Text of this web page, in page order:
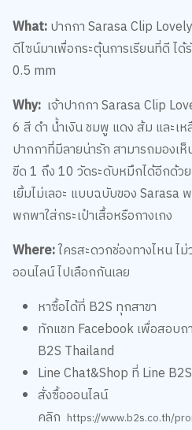
What:ปากกา Sarasa Clip
ดีไซน์มาเพื่อกระตุ้นการเรียนที่ดี ไ
0.5 mm
Why: เจ้าปากกา Sarasa Clip
6 สี ดำ น้ำเงิน ชมพู แดง ส้ม และเ
ปากกาที่มีลายน่ารัก สามารถมองเ
ขีด 1 ถึง 10 วัดระดับหมึกได้อีกด้ว
เยิ้มไม่เลอะ แบบฉบับของ Sarasa
พกพาใส่กระเป๋าเสื้อหรือกางเกง
Where:ใครสะดวกช่องทางไหน ไ
ออนไลน์ ไปเลือกกันเลย
หาซื้อได้ที่ B2S ทุกสาขา
ทักแชท Facebook เพื่อสอบถ
B2S Thailand
Line Chat&Shop ที่ Line
สั่งซื้อออนไลน์
คลิก https://www.b2s.co.th/